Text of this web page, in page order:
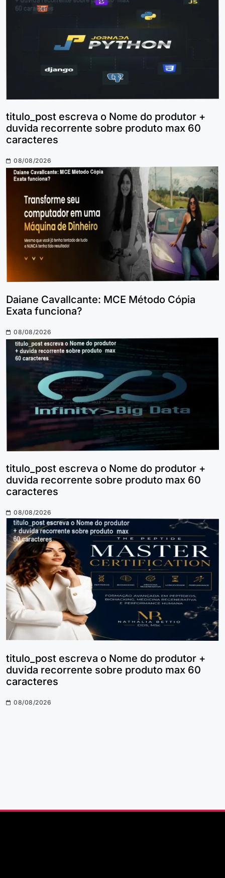
titulo_post escreva o Nome do produtor +
duvida recorrente sobre produto max 60
caracteres
08/08/2026
Daiane Cavallcante: MCE Método Cópia
Exata funciona?
08/08/2026
titulo_post escreva o Nome do produtor +
duvida recorrente sobre produto max 60
caracteres
08/08/2026
titulo_post escreva o Nome do produtor +
duvida recorrente sobre produto max 60
caracteres
08/08/2026